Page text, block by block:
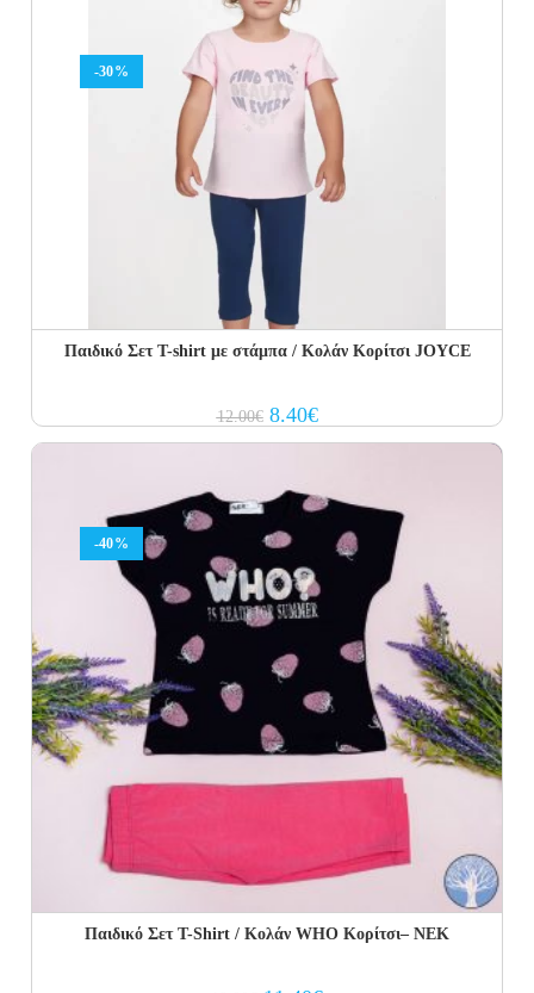
-30%
Παιδικό Σετ T-shirt με στάμπα / Κολάν Κορίτσι JOYCE
12.00€ Original
price
was:
8.40€Current
price
is:
-40%
Παιδικό Σετ Τ-Shirt / Κολάν WHO Κορίτσι– NEK